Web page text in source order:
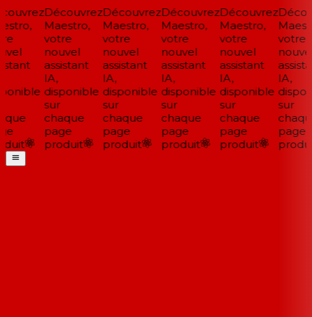
Découvrez
Maestro,
votre
nouvel
assistant
IA,
disponible
sur
chaque
page
produit
Découvrez
Maestro,
votre
nouvel
assistant
IA,
disponible
sur
chaque
page
produit
Découvrez
Maestro,
votre
nouvel
assistant
IA,
disponible
sur
chaque
page
produit
Découvrez
Maestro,
votre
nouvel
assistant
IA,
disponible
sur
chaque
page
produit
votre
nouvel
IA,
sur
page
produit